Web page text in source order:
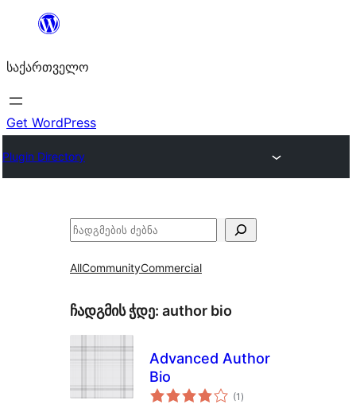
შიგთავსზე
საქართველო
Get WordPress
Plugin Directory
ძებნა
AllCommunityCommercial
ჩადგმის ჭდე: author bio
Advanced Author
Bio
(1 საერთო
რეიტინგი
)